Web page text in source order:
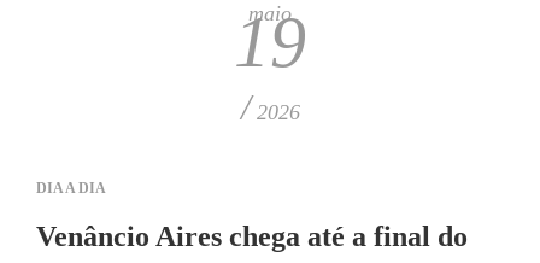
maio
19
/ 2026
DIA A DIA
Venâncio Aires chega até a final do